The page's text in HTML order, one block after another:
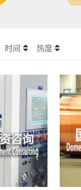
时间 热度